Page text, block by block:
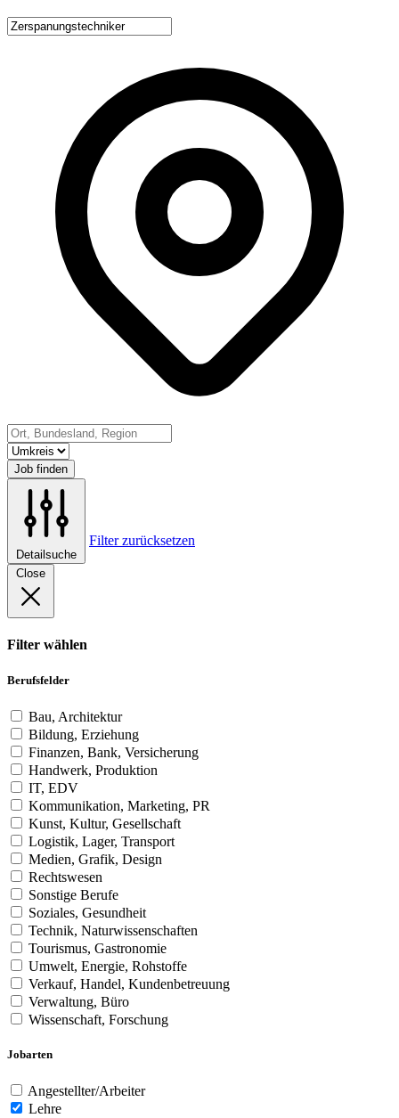
Job finden
Detailsuche
Filter zurücksetzen
Close
Filter wählen
Berufsfelder
Bau, Architektur
Bildung, Erziehung
Finanzen, Bank, Versicherung
Handwerk, Produktion
IT, EDV
Kommunikation, Marketing, PR
Kunst, Kultur, Gesellschaft
Logistik, Lager, Transport
Medien, Grafik, Design
Rechtswesen
Sonstige Berufe
Soziales, Gesundheit
Technik, Naturwissenschaften
Tourismus, Gastronomie
Umwelt, Energie, Rohstoffe
Verkauf, Handel, Kundenbetreuung
Verwaltung, Büro
Wissenschaft, Forschung
Jobarten
Angestellter/Arbeiter
Lehre